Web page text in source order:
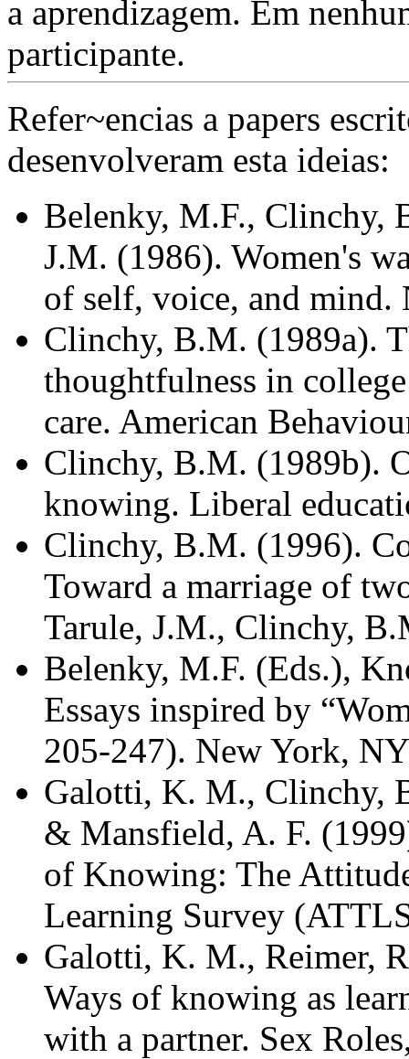
a aprendizagem. Em
participante.
Refer~encias a papers
desenvolveram esta ideias:
Belenky, M.F., Clinchy,
J.M. (1986). Women's
of self, voice, and mind.
Clinchy, B.M. (1989a).
thoughtfulness in
care. American
Clinchy, B.M. (1989b).
knowing. Liberal
Clinchy, B.M. (1996).
Toward a marriage of
Tarule, J.M., Clinchy,
Belenky, M.F. (Eds.),
Essays inspired by
205-247). New York,
Galotti, K. M., Clinchy,
& Mansfield, A. F.
of Knowing: The
Learning Survey
Galotti, K. M., Reimer,
Ways of knowing as
with a partner. Sex